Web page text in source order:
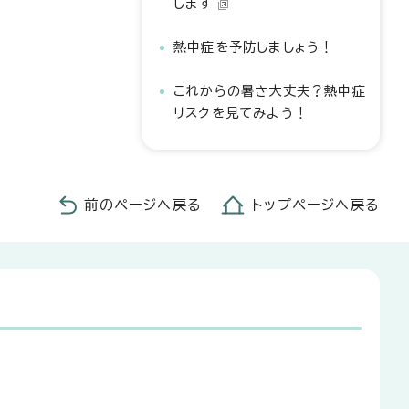
します
熱中症を予防しましょう！
これからの暑さ大丈夫？熱中症
リスクを見てみよう！
前のページへ戻る トップページへ戻る